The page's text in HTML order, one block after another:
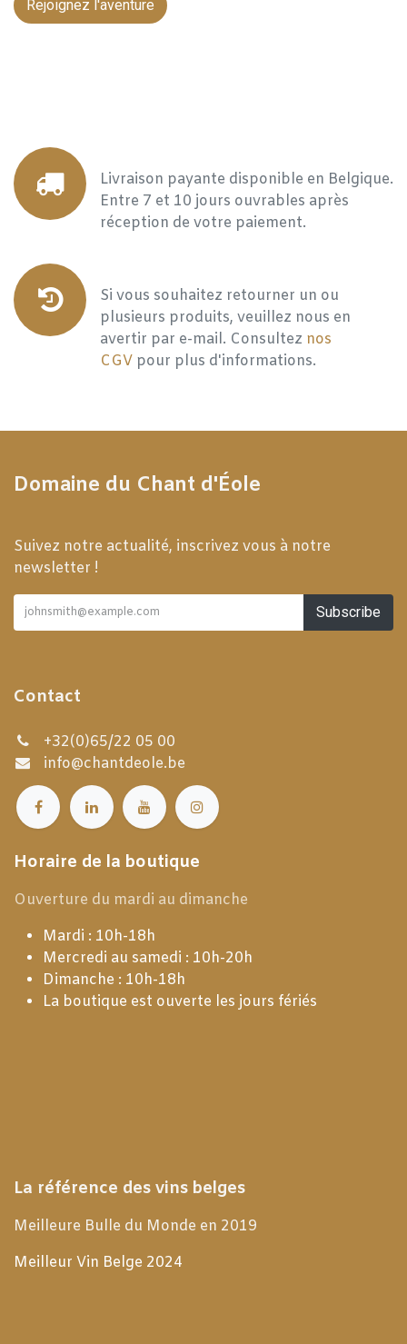
Rejoignez l'aventure
Livraison payante disponible en Belgique.
Entre 7 et 10 jours ouvrables après
réception de votre paiement.
Si vous souhaitez retourner un ou
plusieurs produits, veuillez nous en
avertir par e-mail. Consultez nos
CGV pour plus d'informations.
Domaine du Chant d'Éole
Suivez notre actualité, inscrivez vous à notre
newsletter !
Subscribe
Contact
+32(0)65/22 05 00
info@chantdeole.be
Horaire de la boutique
Ouverture du mardi au dimanche
Mardi : 10h-18h
Mercredi au samedi : 10h-20h
Dimanche : 10h-18h
La boutique est ouverte les jours fériés
La référence des vins belges
Meilleure Bulle du Monde en 2019
Meilleur Vin Belge 2024